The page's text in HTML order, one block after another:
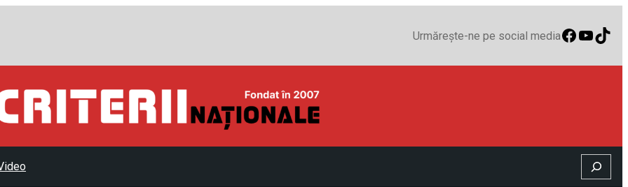
Urmărește-ne pe social media
Search